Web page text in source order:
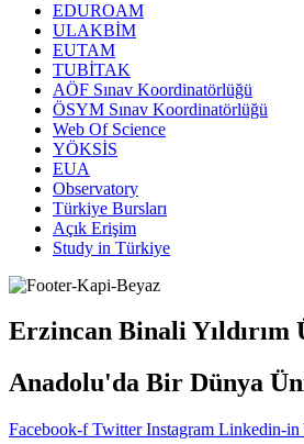
EDUROAM
ULAKBİM
EUTAM
TUBİTAK
AÖF Sınav Koordinatörlüğü
ÖSYM Sınav Koordinatörlüğü
Web Of Science
YÖKSİS
EUA
Observatory
Türkiye Bursları
Açık Erişim
Study in Türkiye
Erzincan Binali Yıldırım
Anadolu'da Bir Dünya
Facebook-f Twitter Instagram Linkedin-in